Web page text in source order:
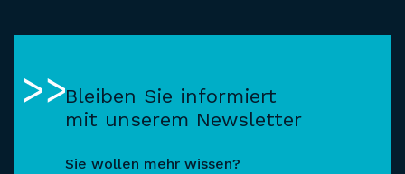
Bleiben Sie informiert
mit unserem Newsletter
Sie wollen mehr wissen?